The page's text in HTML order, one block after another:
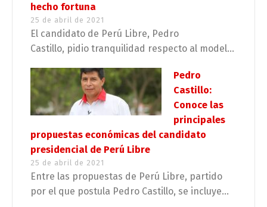
hecho fortuna
25 de abril de 2021
El candidato de Perú Libre, Pedro
Castillo, pidio tranquilidad respecto al model...
Pedro
Castillo:
Conoce las
principales
propuestas económicas del candidato
presidencial de Perú Libre
25 de abril de 2021
Entre las propuestas de Perú Libre, partido
por el que postula Pedro Castillo, se incluye...